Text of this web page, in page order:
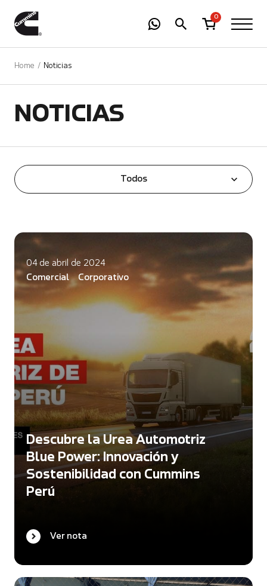
0
Home Noticias
NOTICIAS
Todos
04 de abril de 2024
Comercial
Corporativo
Descubre la Urea Automotriz
Blue Power: Innovación y
Sostenibilidad con Cummins
Perú
Ver nota